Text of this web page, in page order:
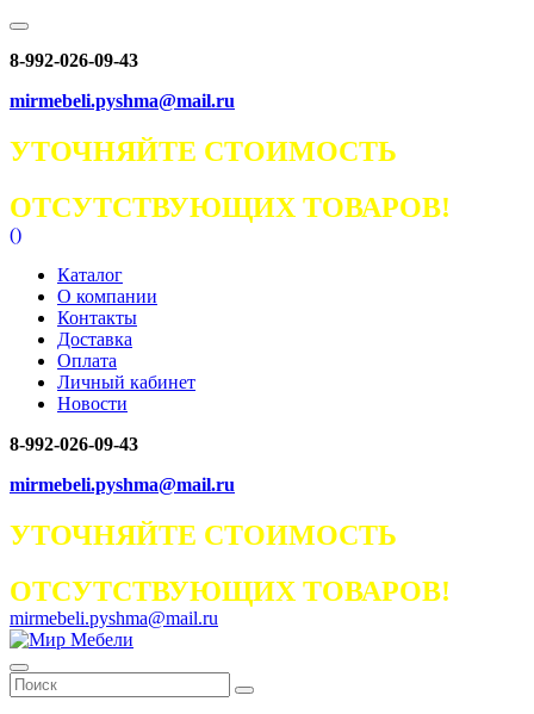
8-992-026-09-43
mirmebeli.pyshma@mail.ru
УТОЧНЯЙТЕ СТОИМОСТЬ
ОТСУТСТВУЮЩИХ ТОВАРОВ!
()
Каталог
О компании
Контакты
Доставка
Оплата
Личный кабинет
Новости
8-992-026-09-43
mirmebeli.pyshma@mail.ru
УТОЧНЯЙТЕ СТОИМОСТЬ
ОТСУТСТВУЮЩИХ ТОВАРОВ!
mirmebeli.pyshma@mail.ru